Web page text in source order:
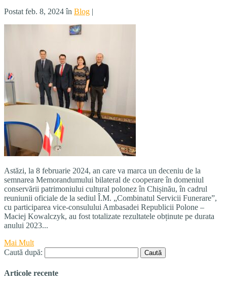
Postat feb. 8, 2024 în Blog |
Astăzi, la 8 februarie 2024, an care va marca un deceniu de la
semnarea Memorandumului bilateral de cooperare în domeniul
conservării patrimoniului cultural polonez în Chișinău, în cadrul
reuniunii oficiale de la sediul Î.M. „Combinatul Servicii Funerare”,
cu participarea vice-consulului Ambasadei Republicii Polone –
Maciej Kowalczyk, au fost totalizate rezultatele obținute pe durata
anului 2023...
Mai Mult
Caută după:
Articole recente